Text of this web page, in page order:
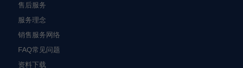
售后服务
服务理念
销售服务网络
FAQ常见问题
资料下载